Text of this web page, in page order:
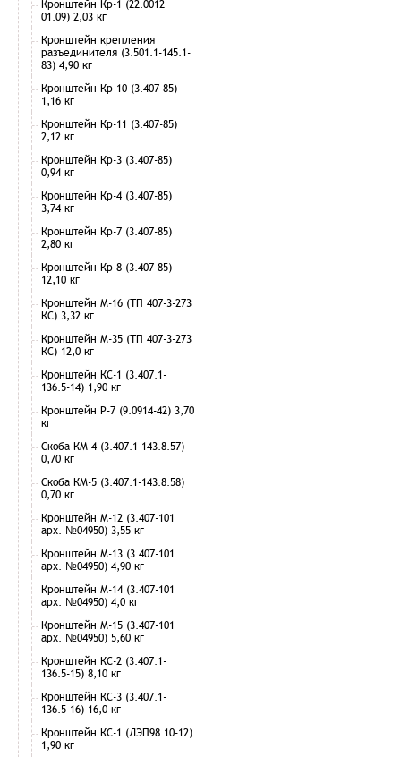
Кронштейн Кр-1 (22.0012
01.09) 2,03 кг
Кронштейн крепления
разъединителя (3.501.1-145.1-
83) 4,90 кг
Кронштейн Кр-10 (3.407-85)
1,16 кг
Кронштейн Кр-11 (3.407-85)
2,12 кг
Кронштейн Кр-3 (3.407-85)
0,94 кг
Кронштейн Кр-4 (3.407-85)
3,74 кг
Кронштейн Кр-7 (3.407-85)
2,80 кг
Кронштейн Кр-8 (3.407-85)
12,10 кг
Кронштейн М-16 (ТП 407-3-273
КС) 3,32 кг
Кронштейн М-35 (ТП 407-3-273
КС) 12,0 кг
Кронштейн КС-1 (3.407.1-
136.5-14) 1,90 кг
Кронштейн Р-7 (9.0914-42) 3,70
кг
Скоба КМ-4 (3.407.1-143.8.57)
0,70 кг
Скоба КМ-5 (3.407.1-143.8.58)
0,70 кг
Кронштейн М-12 (3.407-101
арх. №04950) 3,55 кг
Кронштейн М-13 (3.407-101
арх. №04950) 4,90 кг
Кронштейн М-14 (3.407-101
арх. №04950) 4,0 кг
Кронштейн М-15 (3.407-101
арх. №04950) 5,60 кг
Кронштейн КС-2 (3.407.1-
136.5-15) 8,10 кг
Кронштейн КС-3 (3.407.1-
136.5-16) 16,0 кг
Кронштейн КС-1 (ЛЭП98.10-12)
1,90 кг